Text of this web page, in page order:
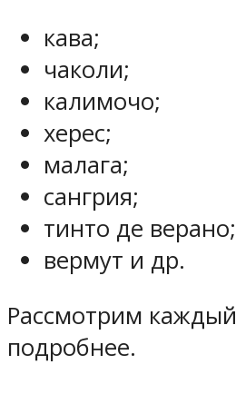
кава;
чаколи;
калимочо;
херес;
малага;
сангрия;
тинто де верано;
вермут и др.
Рассмотрим
подробнее.